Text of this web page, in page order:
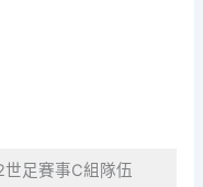
世足賽事C組隊伍